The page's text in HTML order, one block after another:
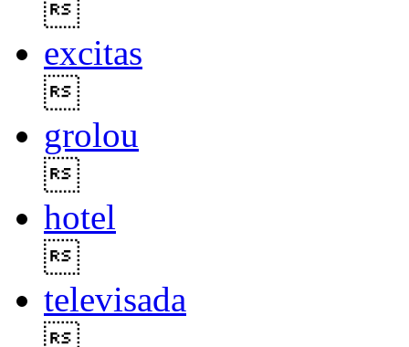
excitas
grolou
hotel
televisada